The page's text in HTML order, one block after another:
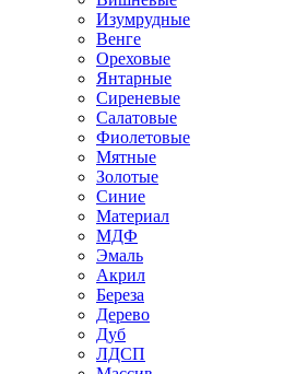
Изумрудные
Венге
Ореховые
Янтарные
Сиреневые
Салатовые
Фиолетовые
Мятные
Золотые
Синие
Материал
МДФ
Эмаль
Акрил
Береза
Дерево
Дуб
ЛДСП